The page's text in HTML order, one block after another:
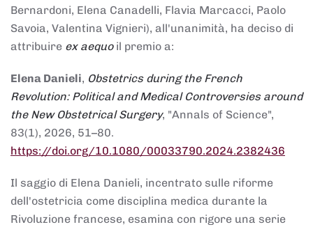
Bernardoni, Elena Canadelli, Flavia Marcacci, Paolo
Savoia, Valentina Vignieri), all'unanimità, ha deciso di
attribuire ex aequoil premio a:
Elena Danieli, Obstetrics during the French
Revolution: Political and Medical Controversies around
the New Obstetrical Surgery, "Annals of Science",
83(1), 2026, 51–80.
https://doi.org/10.1080/00033790.2024.2382436
Il saggio di Elena Danieli, incentrato sulle riforme
dell'ostetricia come disciplina medica durante la
Rivoluzione francese, esamina con rigore una serie